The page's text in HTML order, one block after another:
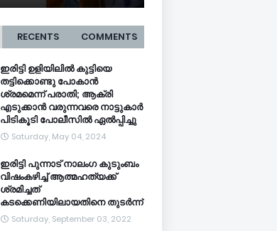
RECENTS COMMENTS
ഇരിട്ടി ഉളിയിലിൽ കുട്ടിയെ
തട്ടിക്കൊണ്ടു പോകാൻ
ശ്രമമെന്ന് പരാതി; ആക്രി
എടുക്കാൻ വരുന്നവരെ നാട്ടുകാർ
പിടികൂടി പോലീസിൽ ഏൽപ്പിച്ചു
Saturday, May 04, 2024
ഇരിട്ടി പുന്നാട് നാലംഗ കുടുംബം
വിഷംകഴിച്ച്‌ ആത്മഹത്യക്ക്
ശ്രമിച്ചത്
കടക്കെണിയിലായതിനെ തുടർന്ന്
Saturday, September 03, 2022